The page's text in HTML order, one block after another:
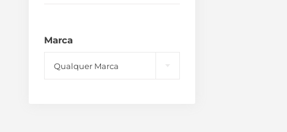
Marca
Qualquer Marca